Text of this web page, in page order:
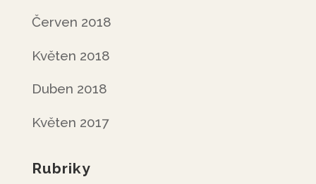
Červen 2018
Květen 2018
Duben 2018
Květen 2017
Rubriky